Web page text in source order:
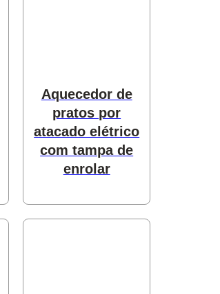
Aquecedor de
pratos por
atacado elétrico
com tampa de
enrolar